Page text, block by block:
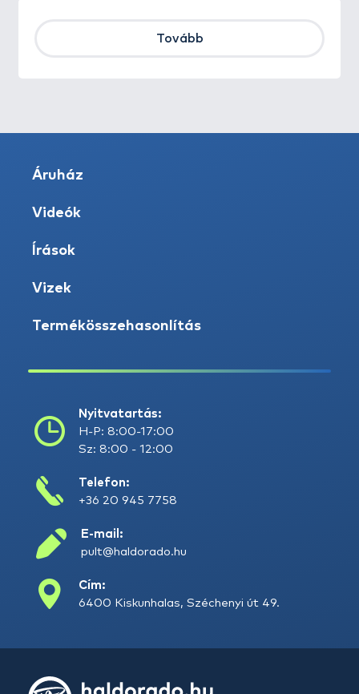
Tovább
Áruház
Videók
Írások
Vizek
Termékösszehasonlítás
Nyitvatartás:
H-P: 8:00-17:00
Sz: 8:00 - 12:00
Telefon:
+36 20 945 7758
E-mail:
pult@haldorado.hu
Cím:
6400 Kiskunhalas, Széchenyi út 49.